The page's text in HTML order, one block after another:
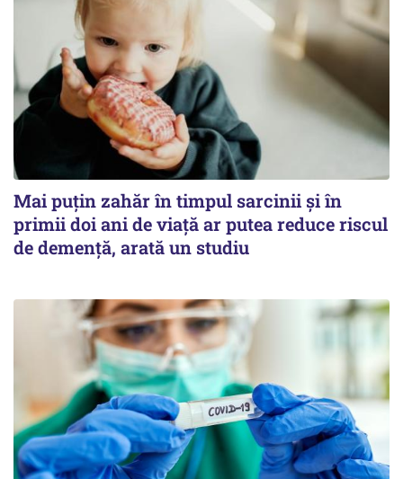
Mai puțin zahăr în timpul sarcinii și în
primii doi ani de viață ar putea reduce riscul
de demență, arată un studiu